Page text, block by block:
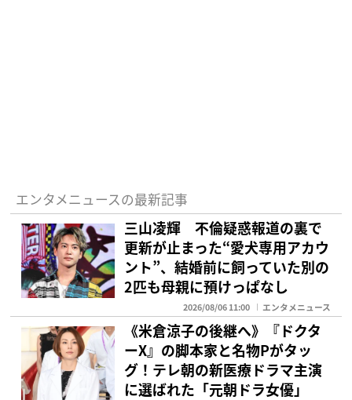
エンタメニュースの最新記事
三山凌輝 不倫疑惑報道の裏で
更新が止まった“愛犬専用アカウ
ント”、結婚前に飼っていた別の
2匹も母親に預けっぱなし
2026/08/06 11:00 エンタメニュース
《米倉涼子の後継へ》『ドクタ
ーX』の脚本家と名物Pがタッ
グ！テレ朝の新医療ドラマ主演
に選ばれた「元朝ドラ女優」